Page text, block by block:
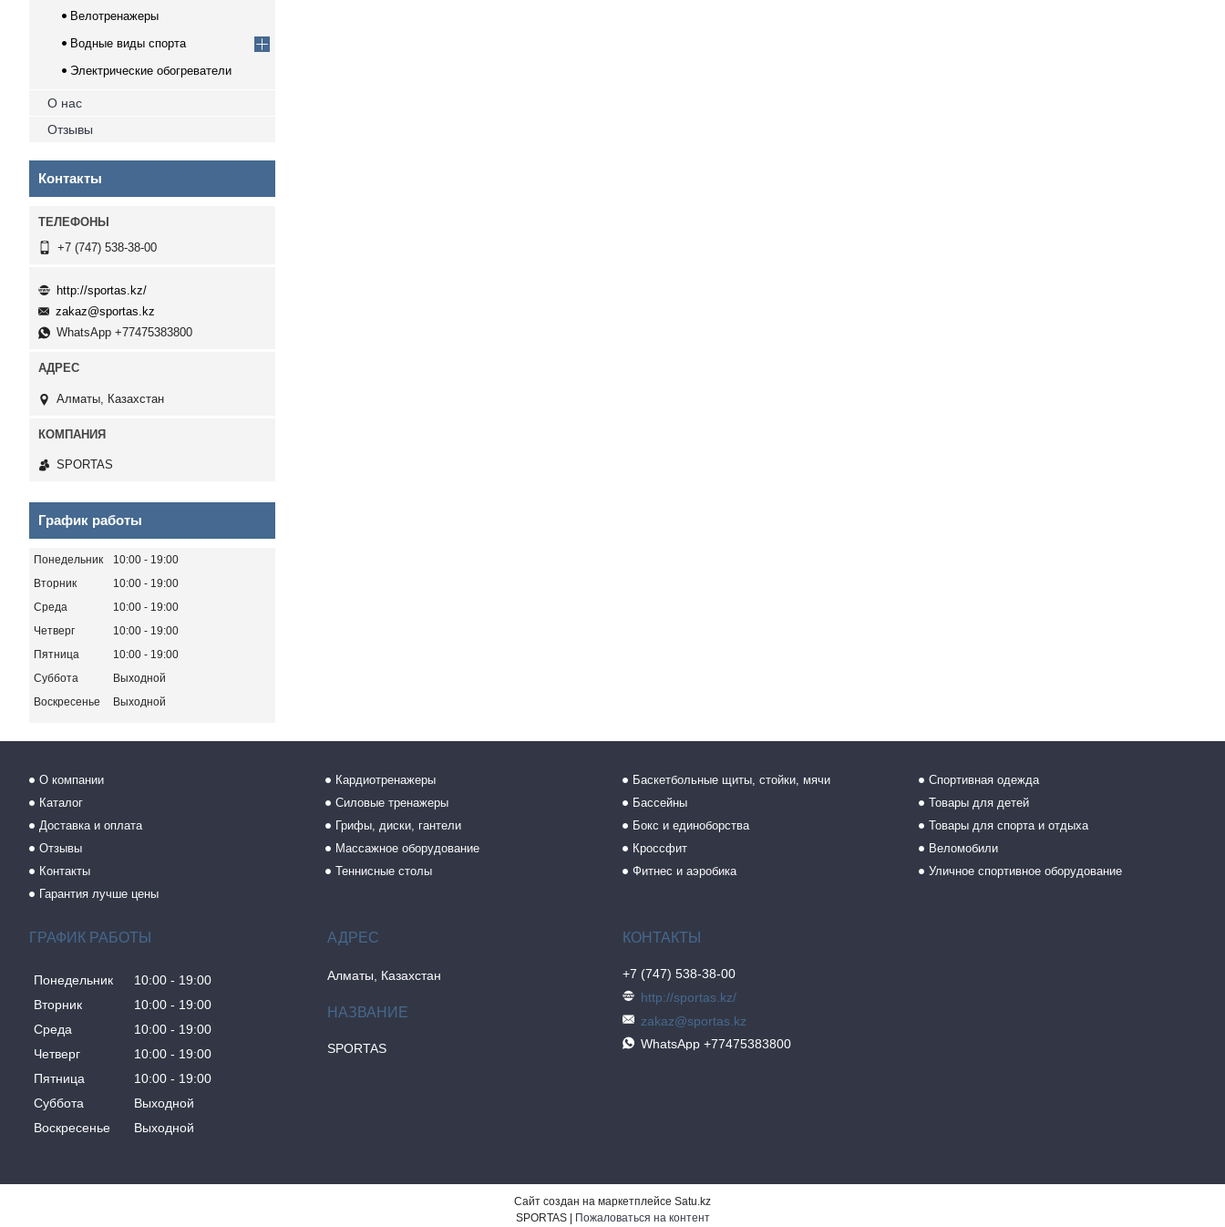
Велотренажеры
Водные виды спорта
Электрические обогреватели
О нас
Отзывы
Контакты
+7 (747) 538-38-00
http://sportas.kz/
zakaz@sportas.kz
WhatsApp +77475383800
Алматы, Казахстан
SPORTAS
График работы
Понедельник 10:00
19:00
Вторник
10:00
19:00
Среда
10:00
19:00
Четверг
10:00
19:00
Пятница
10:00
19:00
Суббота
Выходной
Воскресенье
Выходной
О компании
Каталог
Доставка и оплата
Отзывы
Контакты
Гарантия лучше цены
Кардиотренажеры
Силовые тренажеры
Грифы, диски, гантели
Массажное оборудование
Теннисные столы
Баскетбольные щиты, стойки, мячи
Бассейны
Бокс и единоборства
Кроссфит
Фитнес и аэробика
Спортивная одежда
Товары для детей
Товары для спорта и отдыха
Веломобили
Уличное спортивное оборудование
ГРАФИК РАБОТЫ
Понедельник 10:00
19:00
Вторник
10:00
19:00
Среда
10:00
19:00
Четверг
10:00
19:00
Пятница
10:00
19:00
Суббота
Выходной
Воскресенье
Выходной
Алматы, Казахстан
SPORTAS
+7 (747) 538-38-00
http://sportas.kz/
zakaz@sportas.kz
WhatsApp +77475383800
Сайт создан на маркетплейсе Satu.kz
Пожаловаться на контент